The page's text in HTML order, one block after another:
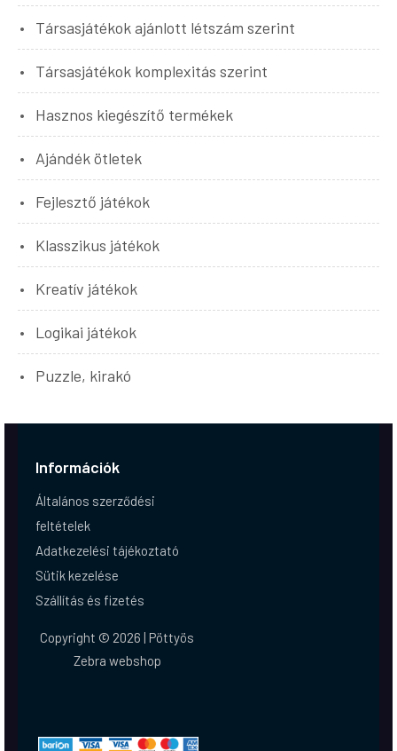
Társasjátékok ajánlott létszám szerint
Társasjátékok komplexitás szerint
Hasznos kiegészítő termékek
Ajándék ötletek
Fejlesztő játékok
Klasszikus játékok
Kreatív játékok
Logikai játékok
Puzzle, kirakó
Információk
Általános szerződési
feltételek
Adatkezelési tájékoztató
Sütik kezelése
Szállítás és fizetés
Copyright © 2026 | Pöttyös
Zebra webshop